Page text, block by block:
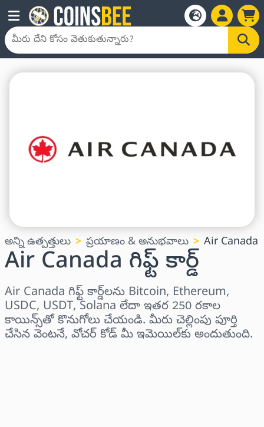
అన్ని ఉత్పత్తులు ప్రయాణం & అనుభవాలు Air Canada
Air Canada గిఫ్ట్ కార్డ్
Air Canada గిఫ్ట్ కార్డ్‌లను Bitcoin, Ethereum,
USDC, USDT, Solana లేదా ఇతర 250 రకాల
కాయిన్స్‌తో కొనుగోలు చేయండి. మీరు చెల్లింపు పూర్తి
చేసిన వెంటనే, వోచర్ కోడ్ మీ ఇమెయిల్‌కు అందుతుంది.